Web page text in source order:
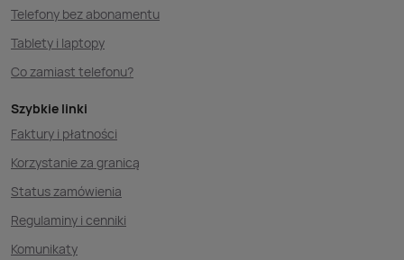
Telefony bez abonamentu
Tablety i laptopy
Co zamiast telefonu?
Szybkie linki
Faktury i płatności
Korzystanie za granicą
Status zamówienia
Regulaminy i cenniki
Komunikaty